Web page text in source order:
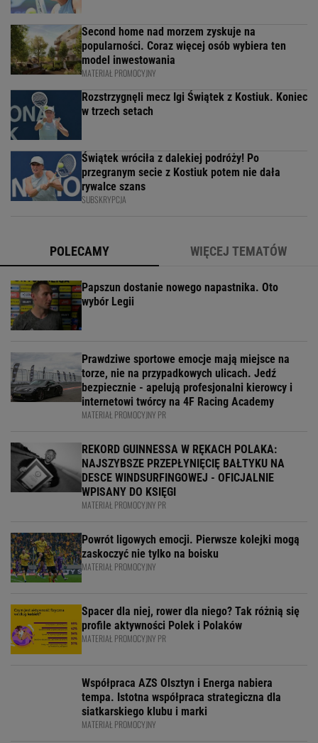
Second home nad morzem zyskuje na
popularności. Coraz więcej osób wybiera ten
model inwestowania
MATERIAŁ PROMOCYJNY
Rozstrzygnęli mecz Igi Świątek z Kostiuk. Koniec
w trzech setach
Świątek wróciła z dalekiej podróży! Po
przegranym secie z Kostiuk potem nie dała
rywalce szans
SUBSKRYPCJA
POLECAMY WIĘCEJ TEMATÓW
Papszun dostanie nowego napastnika. Oto
wybór Legii
Prawdziwe sportowe emocje mają miejsce na
torze, nie na przypadkowych ulicach. Jedź
bezpiecznie - apelują profesjonalni kierowcy i
internetowi twórcy na 4F Racing Academy
MATERIAŁ PROMOCYJNY PR
REKORD GUINNESSA W RĘKACH POLAKA:
NAJSZYBSZE PRZEPŁYNIĘCIĘ BAŁTYKU NA
DESCE WINDSURFINGOWEJ - OFICJALNIE
WPISANY DO KSIĘGI
MATERIAŁ PROMOCYJNY PR
Powrót ligowych emocji. Pierwsze kolejki mogą
zaskoczyć nie tylko na boisku
MATERIAŁ PROMOCYJNY
Spacer dla niej, rower dla niego? Tak różnią się
profile aktywności Polek i Polaków
MATERIAŁ PROMOCYJNY PR
Współpraca AZS Olsztyn i Energa nabiera
tempa. Istotna współpraca strategiczna dla
siatkarskiego klubu i marki
MATERIAŁ PROMOCYJNY